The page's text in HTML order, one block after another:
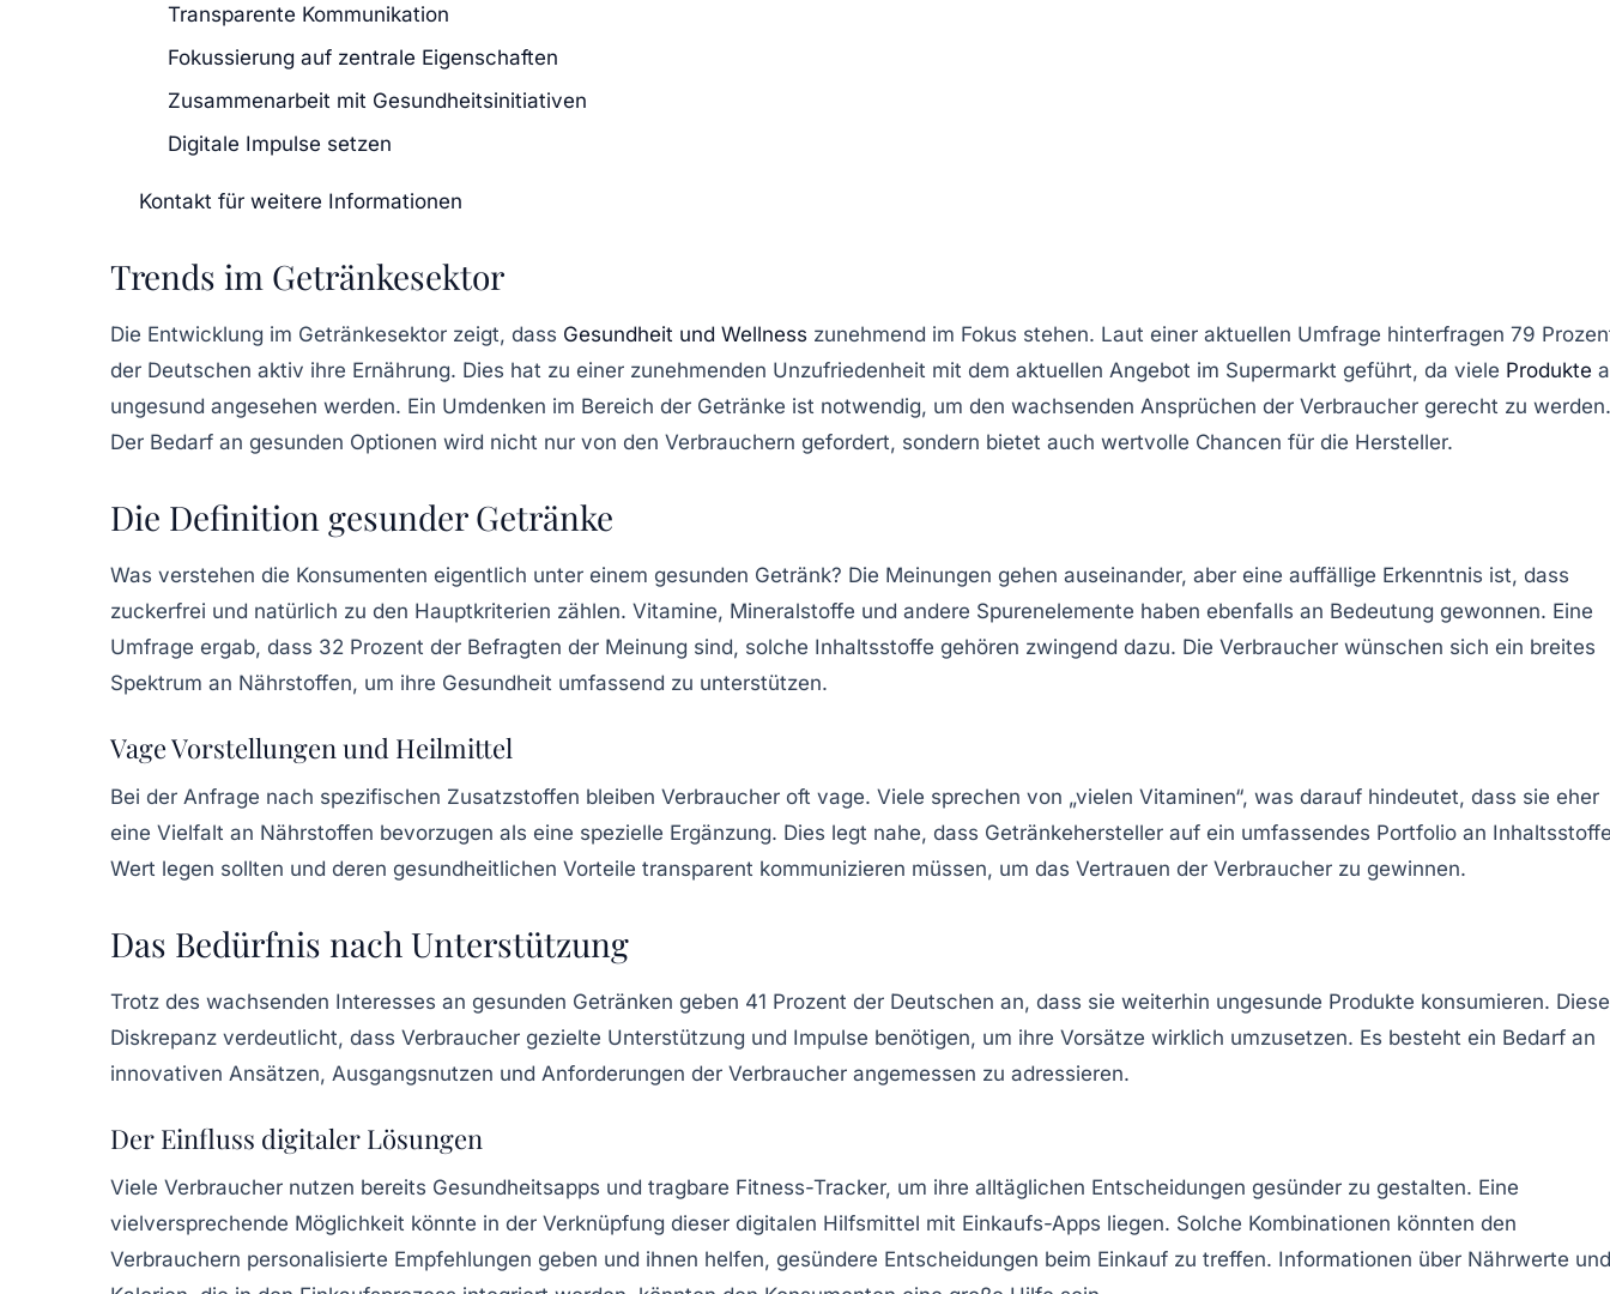
Transparente Kommunikation
Fokussierung auf zentrale Eigenschaften
Zusammenarbeit mit Gesundheitsinitiativen
Digitale Impulse setzen
Kontakt für weitere Informationen
Trends im Getränkesektor
Die Entwicklung im Getränkesektor zeigt, dass Gesundheit und Wellness zunehmend im Fokus stehen. Laut einer aktuellen Umfrage hinterfragen 79
der Deutschen aktiv ihre Ernährung. Dies hat zu einer zunehmenden Unzufriedenheit mit dem aktuellen Angebot im Supermarkt geführt, da viele Produkte
ungesund angesehen werden. Ein Umdenken im Bereich der Getränke ist notwendig, um den wachsenden Ansprüchen der Verbraucher gerecht zu werden.
Der Bedarf an gesunden Optionen wird nicht nur von den Verbrauchern gefordert, sondern bietet auch wertvolle Chancen für die Hersteller.
Die Definition gesunder Getränke
Was verstehen die Konsumenten eigentlich unter einem gesunden Getränk? Die Meinungen gehen auseinander, aber eine auffällige Erkenntnis ist, dass
zuckerfrei und natürlich zu den Hauptkriterien zählen. Vitamine, Mineralstoffe und andere Spurenelemente haben ebenfalls an Bedeutung gewonnen. Eine
Umfrage ergab, dass 32 Prozent der Befragten der Meinung sind, solche Inhaltsstoffe gehören zwingend dazu. Die Verbraucher wünschen sich ein breites
Spektrum an Nährstoffen, um ihre Gesundheit umfassend zu unterstützen.
Vage Vorstellungen und Heilmittel
Bei der Anfrage nach spezifischen Zusatzstoffen bleiben Verbraucher oft vage. Viele sprechen von „vielen Vitaminen“, was darauf hindeutet, dass sie eher
eine Vielfalt an Nährstoffen bevorzugen als eine spezielle Ergänzung. Dies legt nahe, dass Getränkehersteller auf ein umfassendes Portfolio an
Wert legen sollten und deren gesundheitlichen Vorteile transparent kommunizieren müssen, um das Vertrauen der Verbraucher zu gewinnen.
Das Bedürfnis nach Unterstützung
Trotz des wachsenden Interesses an gesunden Getränken geben 41 Prozent der Deutschen an, dass sie weiterhin ungesunde Produkte konsumieren. Diese
Diskrepanz verdeutlicht, dass Verbraucher gezielte Unterstützung und Impulse benötigen, um ihre Vorsätze wirklich umzusetzen. Es besteht ein Bedarf an
innovativen Ansätzen, Ausgangsnutzen und Anforderungen der Verbraucher angemessen zu adressieren.
Der Einfluss digitaler Lösungen
Viele Verbraucher nutzen bereits Gesundheitsapps und tragbare Fitness-Tracker, um ihre alltäglichen Entscheidungen gesünder zu gestalten. Eine
vielversprechende Möglichkeit könnte in der Verknüpfung dieser digitalen Hilfsmittel mit Einkaufs-Apps liegen. Solche Kombinationen könnten den
Verbrauchern personalisierte Empfehlungen geben und ihnen helfen, gesündere Entscheidungen beim Einkauf zu treffen. Informationen über Nährwerte und